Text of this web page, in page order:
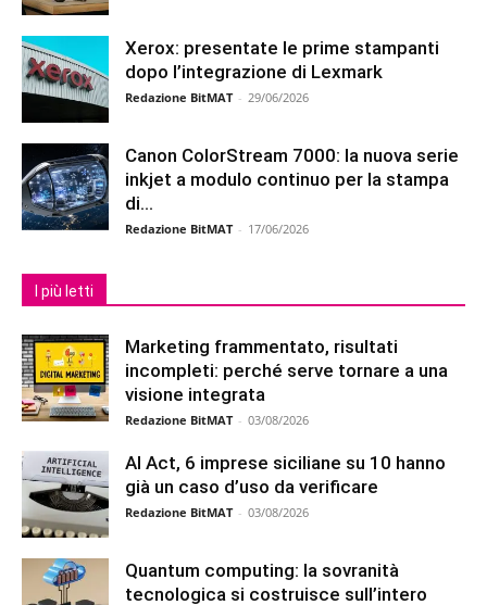
Xerox: presentate le prime stampanti
dopo l’integrazione di Lexmark
Redazione BitMAT - 29/06/2026
Canon ColorStream 7000: la nuova serie
inkjet a modulo continuo per la stampa
di...
Redazione BitMAT - 17/06/2026
I più letti
Marketing frammentato, risultati
incompleti: perché serve tornare a una
visione integrata
Redazione BitMAT - 03/08/2026
AI Act, 6 imprese siciliane su 10 hanno
già un caso d’uso da verificare
Redazione BitMAT - 03/08/2026
Quantum computing: la sovranità
tecnologica si costruisce sull’intero